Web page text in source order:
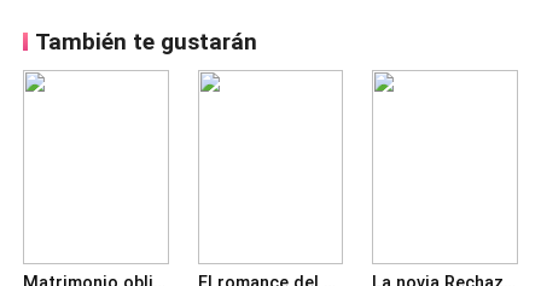
También te gustarán